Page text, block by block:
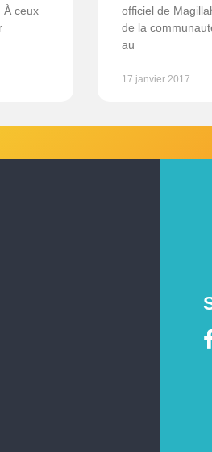
À ceux
officiel de
de la
au
17 janvier 2017